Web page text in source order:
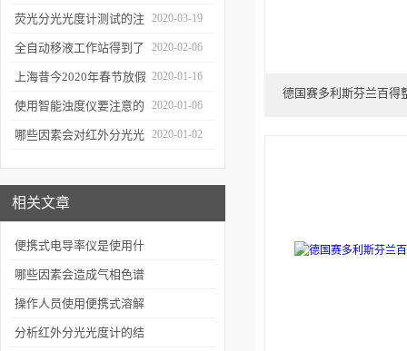
软件有哪些特点
荧光分光光度计测试的注
意事项有哪些
2020-03-19
全自动移液工作站得到了
广泛的应用
2020-02-06
上海昔今2020年春节放假
通知
2020-01-16
使用智能浊度仪要注意的
几个要点
2020-01-06
哪些因素会对红外分光光 2020-01-02
相关文章
便携式电导率仪是使用什
么方法进行测量的？
哪些因素会造成气相色谱
仪的分析结果产生误差
操作人员使用便携式溶解
氧仪要知道的知识
分析红外分光光度计的结
德国赛多利斯芬兰百得